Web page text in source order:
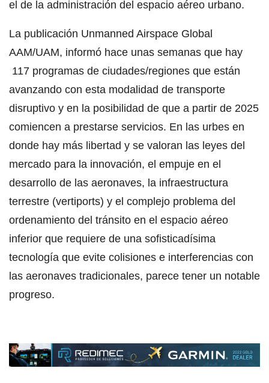
el de la administración del espacio aéreo urbano.
La publicación Unmanned Airspace Global
AAM/UAM, informó hace unas semanas que hay
117 programas de ciudades/regiones que están
avanzando con esta modalidad de transporte
disruptivo y en la posibilidad de que a partir de 2025
comiencen a prestarse servicios. En las urbes en
donde hay más libertad y se valoran las leyes del
mercado para la innovación, el empuje en el
desarrollo de las aeronaves, la infraestructura
terrestre (vertiports) y el complejo problema del
ordenamiento del tránsito en el espacio aéreo
inferior que requiere de una sofisticadísima
tecnología que evite colisiones e interferencias con
las aeronaves tradicionales, parece tener un notable
progreso.